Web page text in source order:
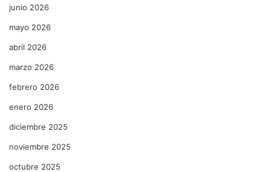
junio 2026
mayo 2026
abril 2026
marzo 2026
febrero 2026
enero 2026
diciembre 2025
noviembre 2025
octubre 2025